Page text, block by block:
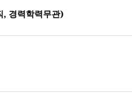
경력학력무관)